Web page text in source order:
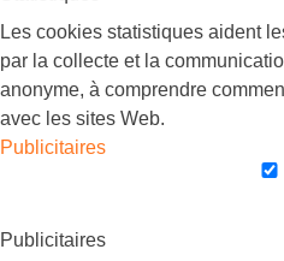
Les cookies statistiques aident
par la collecte et la
anonyme, à comprendre
avec les sites Web.
Publicitaires
Publicitaires